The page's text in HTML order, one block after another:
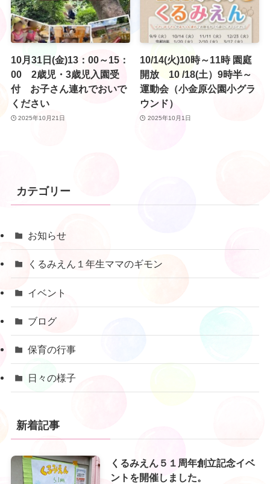
10月31日(金)13：00～15：
00 2歳児・3歳児入園受
付 お子さん連れでおいで
ください
2025年10月21日
10/14(火)10時～11時 園庭
開放 10 /18(土）9時半～
運動会（小金原公園小グラ
ウンド）
2025年10月1日
カテゴリー
お知らせ
くるみえん１年生ママのギモン
イベント
ブログ
保育の行事
日々の様子
新着記事
くるみえん５１周年創立記念イベ
ントを開催しました。